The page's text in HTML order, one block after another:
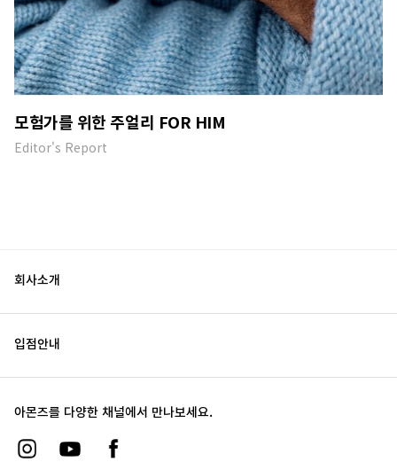
모험가를 위한 주얼리 FOR HIM
Editor's Report
회사소개
입점안내
아몬즈를 다양한 채널에서 만나보세요.